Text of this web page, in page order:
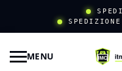
MENU